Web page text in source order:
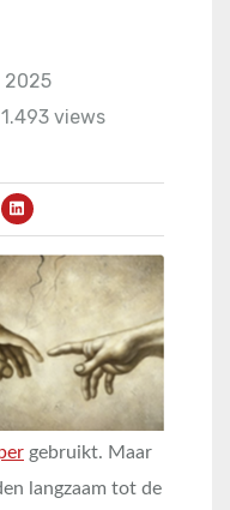
2025
1.493 views
gebruikt. Maar
langzaam tot de